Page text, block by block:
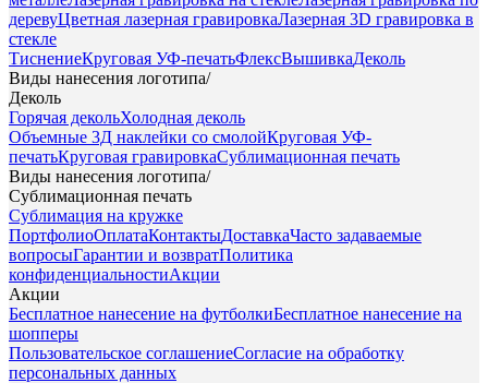
деревуЦветная лазерная гравировкаЛазерная 3D гравировка в
стекле
ТиснениеКруговая УФ-печатьФлексВышивкаДеколь
Виды нанесения логотипа/
Деколь
Горячая декольХолодная деколь
Объемные 3Д наклейки со смолойКруговая УФ-
печатьКруговая гравировкаСублимационная печать
Виды нанесения логотипа/
Сублимационная печать
Сублимация на кружке
ПортфолиоОплатаКонтактыДоставкаЧасто задаваемые
вопросыГарантии и возвратПолитика
конфиденциальностиАкции
Акции
Бесплатное нанесение на футболкиБесплатное нанесение на
шопперы
Пользовательское соглашениеСогласие на обработку
персональных данных